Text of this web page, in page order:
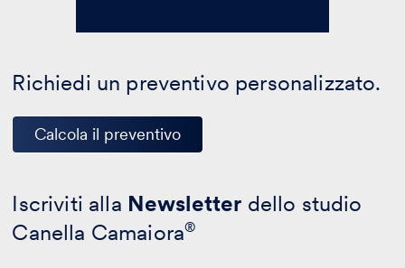
Richiedi un preventivo personalizzato.
Calcola il preventivo
Iscriviti alla Newsletter dello studio
Canella Camaiora®